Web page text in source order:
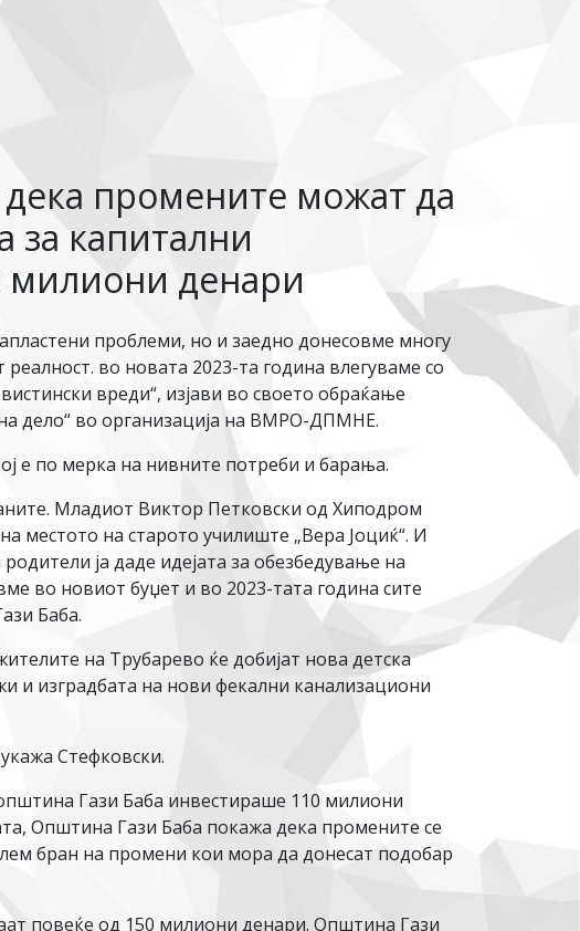
промените можат да
за капитални
милиони денари
проблеми, но и заедно донесовме многу
во новата 2023-та година влегуваме со
вреди“, изјави во своето обраќање
дело“ во организација на ВМРО-ДПМНЕ.
е по мерка на нивните потреби и барања.
Младиот Виктор Петковски од Хиподром
местото на старото училиште „Вера Јоциќ“. И
ја даде идејата за обезбедување на
во новиот буџет и во 2023-тата година сите
Баба.
на Трубарево ќе добијат нова детска
и изградбата на нови фекални канализациони
Стефковски.
Гази Баба инвестираше 110 милиони
Општина Гази Баба покажа дека промените се
бран на промени кои мора да донесат подобар
повеќе од 150 милиони денари. Општина Гази